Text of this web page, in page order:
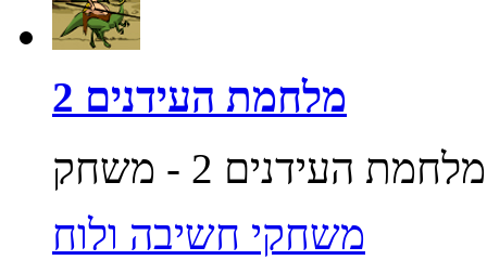
מלחמת העידנים 2
משחקי חשיבה ולוח